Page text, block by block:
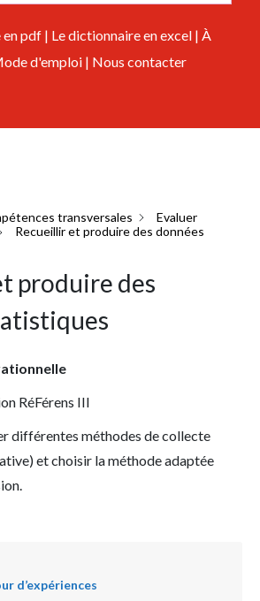
en pdf | Le dictionnaire en excel |À
d'emploi| Nous contacter
transversales
Evaluer
Recueillir et produire des données
produire des
RéFérens III
différentes méthodes de collecte
et choisir la méthode adaptée
d’expériences